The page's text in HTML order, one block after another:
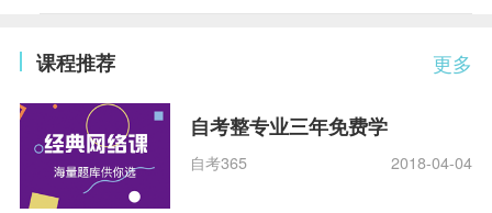
更多
课程推荐
自考整专业三年免费学
自考365 2018-04-04